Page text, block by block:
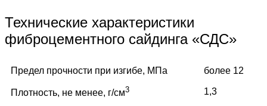
Технические характеристики
фиброцементного сайдинга «СДС»
Предел прочности при изгибе, МПа более 12
Плотность, не менее, г/см3 1,3